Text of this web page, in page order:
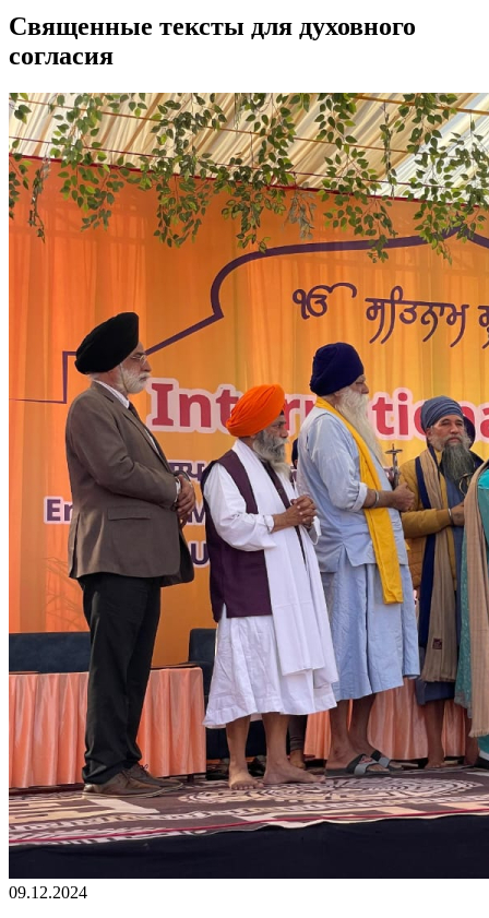
Священные тексты для духовного
согласия
09.12.2024